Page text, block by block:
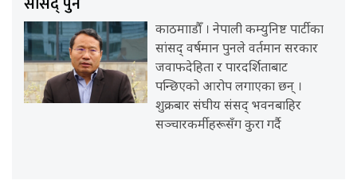
काठमााडौँ । नेपाली कम्युनिष्ट पार्टीका
सांसद् वर्षमान पुनले वर्तमान सरकार
जवाफदेहिता र पारदर्शिताबाट
पन्छिएको आरोप लगाएका छन् ।
शुक्रबार संघीय संसद् भवनबाहिर
सञ्चारकर्मीहरूसँग कुरा गर्दै